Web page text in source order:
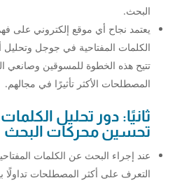
البحث.
يعتمد نجاح أي موقع إلكتروني على
الكلمات المفتاحية في جوجل
تتيح هذه الخطوة للمسوقين وصانعي
المصطلحات الأكثر تأثيرًا في مجالهم.
ثانيًا: دور تحليل
تحسين محركات البحث
عند إجراء البحث عن الكلمات
التعرف على أكثر المصطلحات تداولًا